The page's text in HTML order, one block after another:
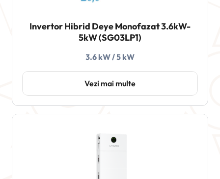
Invertor Hibrid Deye Monofazat 3.6kW-
5kW (SG03LP1)
3.6 kW / 5 kW
Vezi mai multe